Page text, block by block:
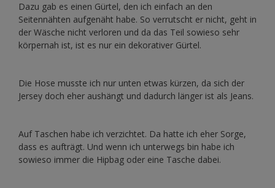
Dazu gab es einen Gürtel, den ich einfach an den
Seitennähten aufgenäht habe. So verrutscht er nicht, geht in
der Wäsche nicht verloren und da das Teil sowieso sehr
körpernah ist, ist es nur ein dekorativer Gürtel.
Die Hose musste ich nur unten etwas kürzen, da sich der
Jersey doch eher aushängt und dadurch länger ist als Jeans.
Auf Taschen habe ich verzichtet. Da hatte ich eher Sorge,
dass es aufträgt. Und wenn ich unterwegs bin habe ich
sowieso immer die Hipbag oder eine Tasche dabei.